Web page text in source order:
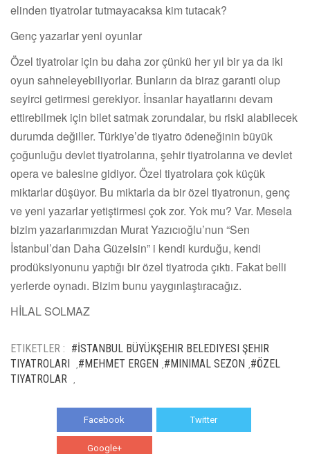
elinden tiyatrolar tutmayacaksa kim tutacak?
Genç yazarlar yeni oyunlar
Özel tiyatrolar için bu daha zor çünkü her yıl bir ya da iki
oyun sahneleyebiliyorlar. Bunların da biraz garanti olup
seyirci getirmesi gerekiyor. İnsanlar hayatlarını devam
ettirebilmek için bilet satmak zorundalar, bu riski alabilecek
durumda değiller. Türkiye’de tiyatro ödeneğinin büyük
çoğunluğu devlet tiyatrolarına, şehir tiyatrolarına ve devlet
opera ve balesine gidiyor. Özel tiyatrolara çok küçük
miktarlar düşüyor. Bu miktarla da bir özel tiyatronun, genç
ve yeni yazarlar yetiştirmesi çok zor. Yok mu? Var. Mesela
bizim yazarlarımızdan Murat Yazıcıoğlu’nun “Sen
İstanbul’dan Daha Güzelsin” i kendi kurduğu, kendi
prodüksiyonunu yaptığı bir özel tiyatroda çıktı. Fakat belli
yerlerde oynadı. Bizim bunu yaygınlaştıracağız.
HİLAL SOLMAZ
ETIKETLER : #İSTANBUL BÜYÜKŞEHIR BELEDIYESI ŞEHIR
TIYATROLARI
#MEHMET ERGEN #MINIMAL SEZON #ÖZEL
TIYATROLAR
Facebook Twitter
Google+